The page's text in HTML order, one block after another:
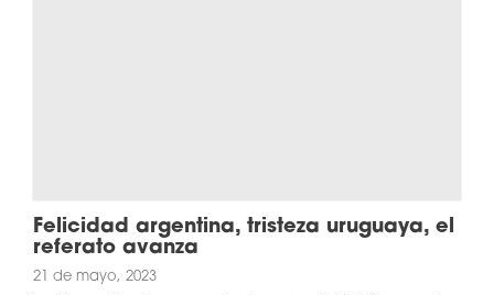
Felicidad argentina, tristeza uruguaya, el
referato avanza
21 de mayo, 2023